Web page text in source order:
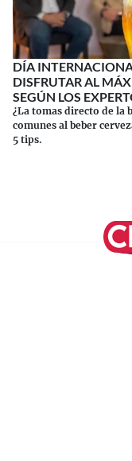
DÍA
DISFRUTAR AL
SEGÚN LOS
¿La tomas directo de la
comunes al beber
5 tips.